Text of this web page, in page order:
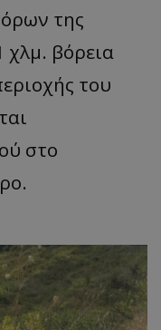
της
χλμ. βόρεια
του
στο
.lifenewscy.tothemaonline.com